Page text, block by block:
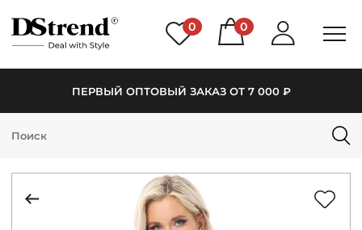
0 0
ПЕРВЫЙ ОПТОВЫЙ ЗАКАЗ ОТ 7 000 ₽
КАТАЛОГ
НОВИНКИ